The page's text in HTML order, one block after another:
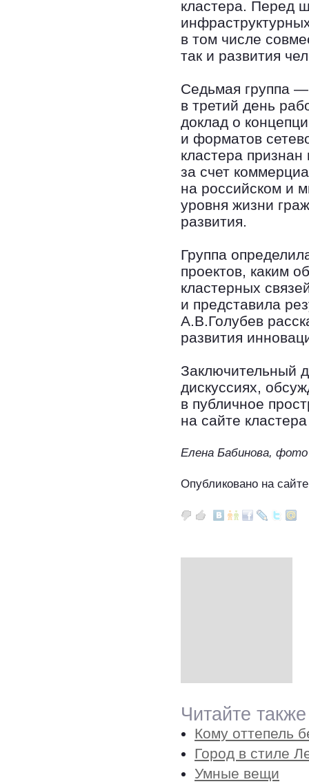
кластера. Перед
в том числе
так и развития
Седьмая группа
в третий день
доклад о
и форматов
кластера
за счет
на российском и
уровня жизни
развития.
Группа
проектов, каким
кластерных
и представила
А.В.Голубев
развития
Заключительный
дискуссиях,
в публичное
на сайте
Елена Бабинова,
Опубликовано на
Читайте
Кому оттепель
Город в стиле
Умные вещи